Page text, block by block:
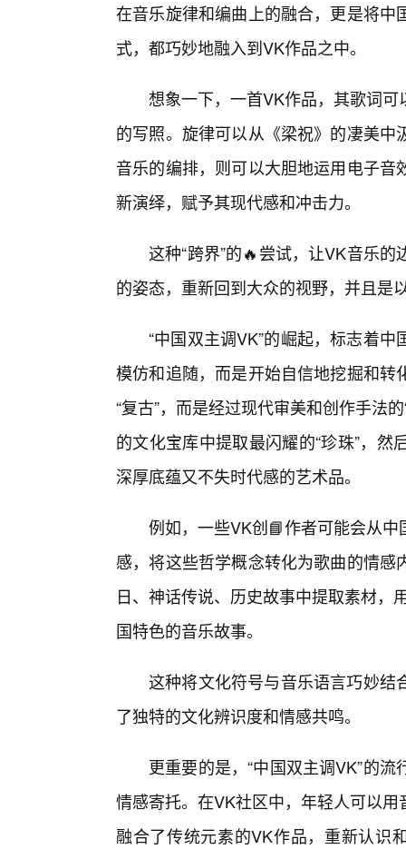
在音乐旋律和编曲上的融合，更是将
式，都巧妙地融入到VK作品之中。
想象一下，一首VK作品，其歌词
的写照。旋律可以从《梁祝》的凄美
音乐的编排，则可以大胆地运用电子
新演绎，赋予其现代感和冲击力。
这种“跨界”的🔥尝试，让VK音乐
的姿态，重新回到大众的视野，并且是
“中国双主调VK”的崛起，标志着
模仿和追随，而是开始自信地挖掘和
“复古”，而是经过现代审美和创作手法
的文化宝库中提取最闪耀的“珍珠”，然
深厚底蕴又不失时代感的艺术品。
例如，一些VK创📘作者可能会从
感，将这些哲学概念转化为歌曲的情
日、神话传说、历史故事中提取素材，
国特色的音乐故事。
这种将文化符号与音乐语言巧妙结
了独特的文化辨识度和情感共鸣。
更重要的是，“中国双主调VK”的
情感寄托。在VK社区中，年轻人可以
融合了传统元素的VK作品，重新认识